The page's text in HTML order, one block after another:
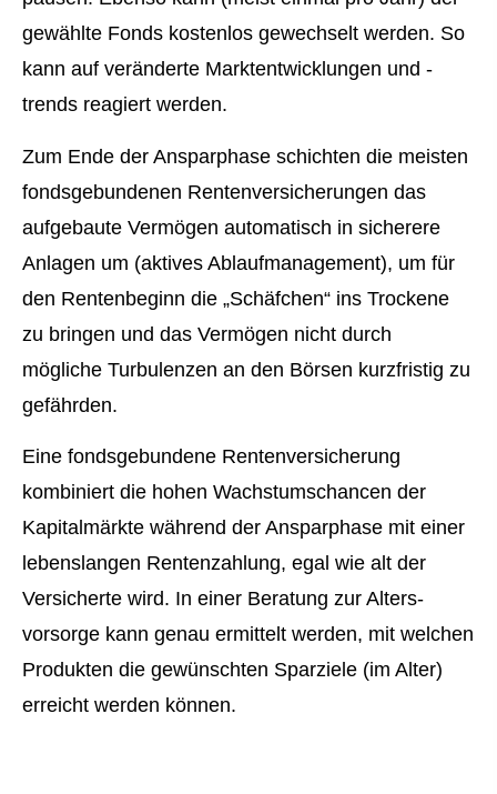
gewählte Fonds kostenlos gewechselt werden. So
kann auf veränderte Marktentwicklungen und -
trends reagiert werden.
Zum Ende der Ansparphase schichten die meisten
fondsgebundenen Rentenversicherungen das
aufgebaute Vermögen automatisch in sicherere
Anlagen um (aktives Ablaufmanagement), um für
den Rentenbeginn die „Schäfchen“ ins Trockene
zu bringen und das Vermögen nicht durch
mögliche Turbulenzen an den Börsen kurzfristig zu
gefährden.
Eine fondsgebundene Rentenversicherung
kombiniert die hohen Wachstumschancen der
Kapitalmärkte während der Ansparphase mit einer
lebenslangen Rentenzahlung, egal wie alt der
Versicherte wird. In einer Beratung zur Alters­
vorsorge kann genau ermittelt werden, mit welchen
Produkten die gewünschten Sparziele (im Alter)
erreicht werden können.